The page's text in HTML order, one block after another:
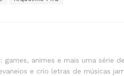
games, animes e mais uma série
e crio letras de músicas